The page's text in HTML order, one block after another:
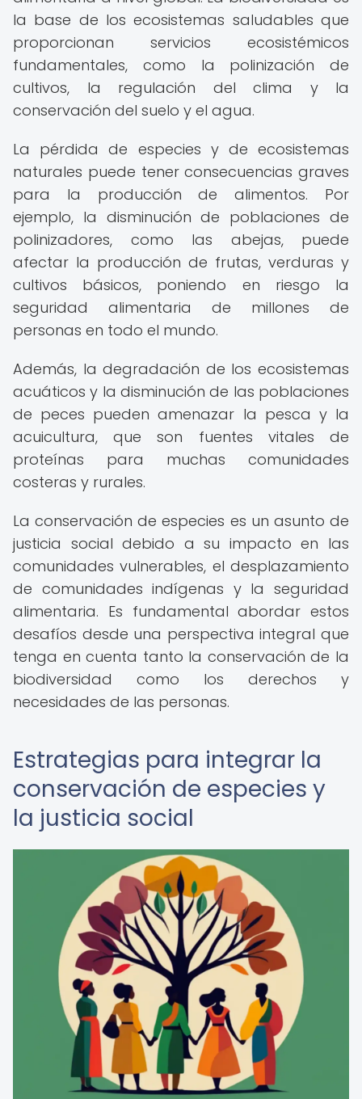
la base de los ecosistemas saludables que
proporcionan servicios ecosistémicos
fundamentales, como la polinización de
cultivos, la regulación del clima y la
conservación del suelo y el agua.
La pérdida de especies y de ecosistemas
naturales puede tener consecuencias graves
para la producción de alimentos. Por
ejemplo, la disminución de poblaciones de
polinizadores, como las abejas, puede
afectar la producción de frutas, verduras y
cultivos básicos, poniendo en riesgo la
seguridad alimentaria de millones de
personas en todo el mundo.
Además, la degradación de los ecosistemas
acuáticos y la disminución de las poblaciones
de peces pueden amenazar la pesca y la
acuicultura, que son fuentes vitales de
proteínas para muchas comunidades
costeras y rurales.
La conservación de especies es un asunto de
justicia social debido a su impacto en las
comunidades vulnerables, el desplazamiento
de comunidades indígenas y la seguridad
alimentaria. Es fundamental abordar estos
desafíos desde una perspectiva integral que
tenga en cuenta tanto la conservación de la
biodiversidad como los derechos y
necesidades de las personas.
Estrategias para integrar la
conservación de especies y
la justicia social